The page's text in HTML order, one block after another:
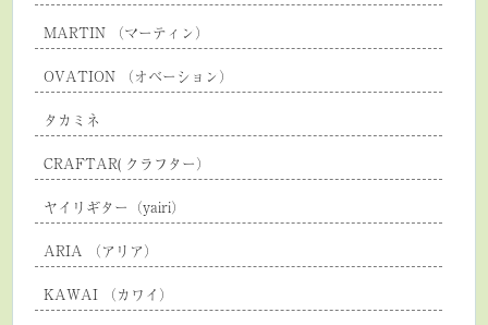
MARTIN （マーティン）
OVATION （オベーション）
タカミネ
CRAFTAR( クラフター）
ヤイリギター（yairi）
ARIA （アリア）
KAWAI （カワイ）